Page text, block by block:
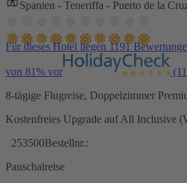
Spanien - Teneriffa - Puerto de la
Für dieses Hotel liegen 1191
von 81% vor
8-tägige Flugreise, Doppelzimmer
Kostenfreies Upgrade auf All Inclusive
253500Bestellnr.:
Pauschalreise